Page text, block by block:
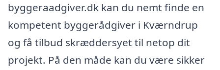
byggeraadgiver.dk kan du nemt finde en
kompetent byggerådgiver i Kværndrup
og få tilbud skræddersyet til netop dit
projekt. På den måde kan du være sikker